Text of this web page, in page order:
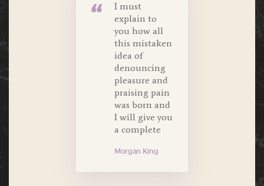
I must
explain to
you how all
this mistaken
idea of
denouncing
pleasure and
praising pain
was born and
I will give you
a complete
Morgan King